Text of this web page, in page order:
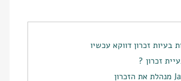
בעיות זכרון דווקא עכשיו
זכרון ?